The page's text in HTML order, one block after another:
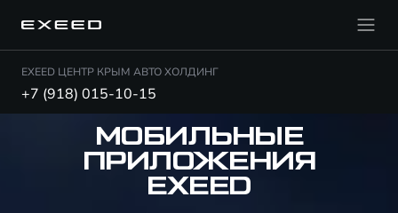
EXEED ЦЕНТР КРЫМ АВТО ХОЛДИНГ
+7 (918) 015-10-15
МОБИЛЬНЫЕ
ПРИЛОЖЕНИЯ
EXEED